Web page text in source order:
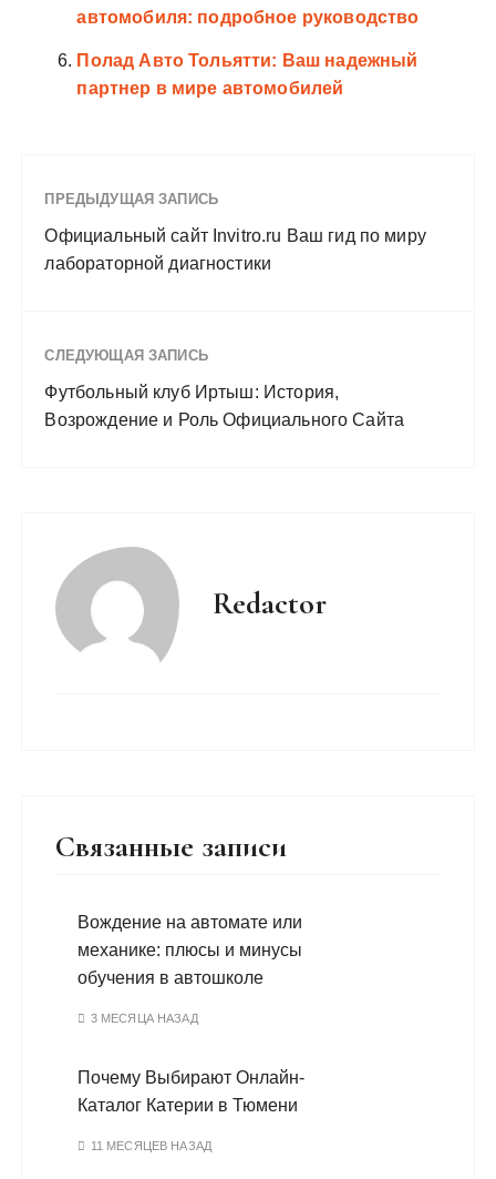
автомобиля: подробное руководство
Полад Авто Тольятти: Ваш надежный
партнер в мире автомобилей
ПРЕДЫДУЩАЯ ЗАПИСЬ
Официальный сайт Invitro.ru Ваш гид по миру
лабораторной диагностики
СЛЕДУЮЩАЯ ЗАПИСЬ
Футбольный клуб Иртыш: История,
Возрождение и Роль Официального Сайта
Redactor
Связанные записи
Вождение на автомате или
механике: плюсы и минусы
обучения в автошколе
3 МЕСЯЦА НАЗАД
Почему Выбирают Онлайн-
Каталог Катерии в Тюмени
11 МЕСЯЦЕВ НАЗАД